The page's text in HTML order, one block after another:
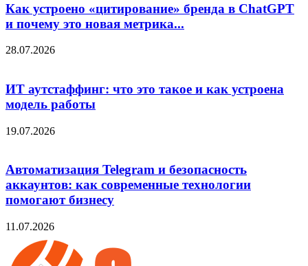
Как устроено «цитирование» бренда в ChatGPT
и почему это новая метрика...
28.07.2026
ИТ аутстаффинг: что это такое и как устроена
модель работы
19.07.2026
Автоматизация Telegram и безопасность
аккаунтов: как современные технологии
помогают бизнесу
11.07.2026